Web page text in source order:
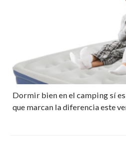
Dormir bien en el camping sí
que marcan la diferencia este